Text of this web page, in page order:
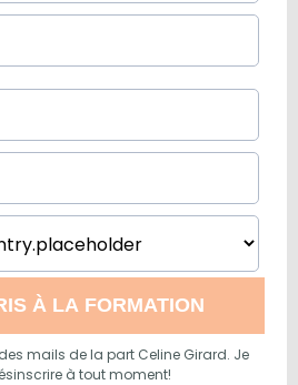
À LA FORMATION
mails de la part Celine Girard. Je
à tout moment!